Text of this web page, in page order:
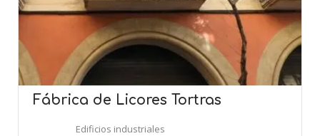
Fábrica de Licores Tortras
Edificios industriales